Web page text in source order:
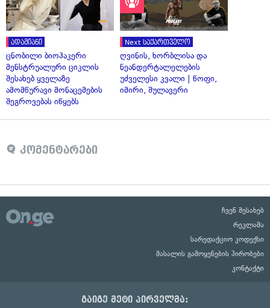
ადამიანი
ცნობილი ბიოჰაკერი
მენსტრუალური ციკლის
შესახებ ყველაზე
ამომწურავი მონაცემების
შეგროვებას იწყებს
Next საქართველო
ღვინის, ხორბლისა და
ნეანდერტალელების
უძველესი კვალი | წოფი,
იმირი, შულავერი
კომენტარები
ჩვენ შესახებ
რეკლამა
სარედაქციო კოდექსი
მასალის გამოყენების პირობები
კონტაქტი
გაიგე მეტი პირველმა: